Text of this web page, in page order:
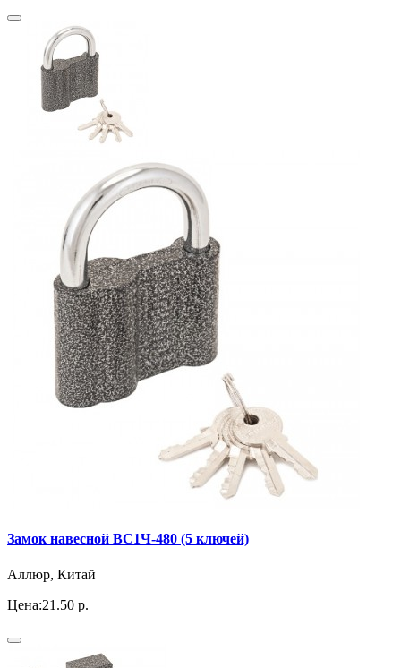
Замок навесной ВС1Ч-480 (5 ключей)
Аллюр, Китай
Цена:21.50 р.